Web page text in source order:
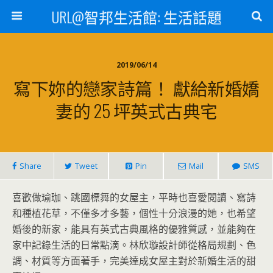
URL@智邦生活館: 生活話題
2019/06/14
寫下妳的戀家詩篇！ 獻給新婚嬌
妻的 25 坪英式古典宅
Share Tweet Pin Mail SMS
喜歡做瑜珈、跳國標舞的女屋主，平時也喜愛閱讀、寫詩
和種植花草，不僅多才多藝，個性十分浪漫的她，也希望
婚後的新家，能具有英式古典風格的優雅質感，並能夠在
家中記錄生活的日常點滴。林欣璇設計師從格局規劃、色
調、材質等方面著手，完美達成女屋主對於新婚生活的甜